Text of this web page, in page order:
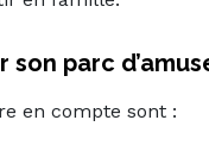
son parc
en compte sont :